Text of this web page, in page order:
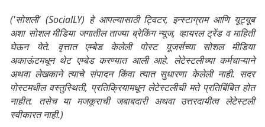
('सोशली' (SocialLY) हे आपल्यासाठी ट्विटर, इन्स्टाग्राम आणि यूट्यूब
अशा सोशल मीडिया जगातील ताज्या ब्रेकिंग न्यूज, व्हायरल ट्रेंड व माहिती
घेऊन येते. वृत्तात एम्बेड केलेली पोस्ट यूजर्सच्या सोशल मीडिया
अकाऊंटमधून थेट एम्बेड करण्यात आली आहे. लेटेस्टलीच्या कर्मचाऱ्याने
अथवा लेखकाने त्याचे संपादन किंवा त्यात सुधारणा केलेली नाही. सदर
पोस्टमधील वस्तुस्थिती, प्रतिक्रियामधून लेटेस्टलीची मते प्रतिबिंबित होत
नाहीत. तसेच या मजकूराची जबाबदारी अथवा उत्तरदायीत्व लेटेस्टली
स्वीकारत नाही.)